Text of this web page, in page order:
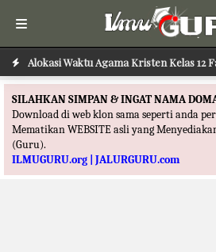
Alokasi Waktu Agama Kristen Kelas 12
SILAHKAN SIMPAN & INGAT NAMA
Download di web klon sama seperti anda
Mematikan WEBSITE asli yang
(Guru).
ILMUGURU.org | JALURGURU.com